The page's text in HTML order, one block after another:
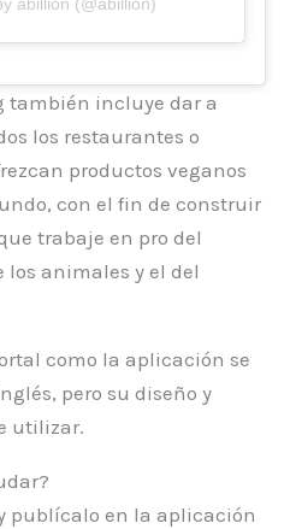
también incluye dar a
los restaurantes o
productos veganos
con el fin de construir
trabaje en pro del
animales y el del
como la aplicación se
pero su diseño y
utilizar.
publícalo en la aplicación